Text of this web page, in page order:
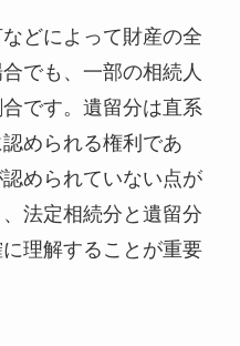
どによって財産の全
でも、一部の相続人
です。遺留分は直系
められる権利であ
められていない点が
法定相続分と遺留分
理解することが重要